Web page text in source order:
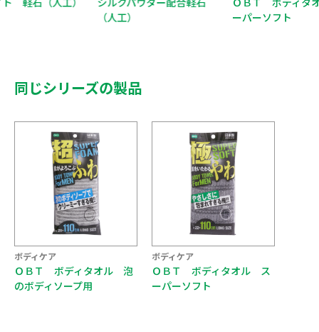
ーパーソフト
同じシリーズの製品
ボディケア
ＯＢＴ ボディタオル 泡
のボディソープ用
ボディケア
ＯＢＴ ボディタオル ス
ーパーソフト